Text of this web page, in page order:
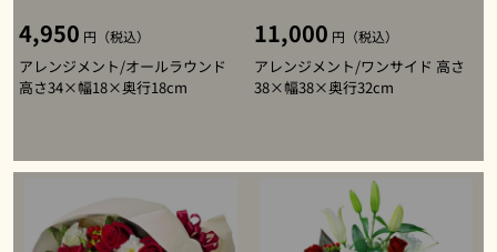
4,950 円（税込）
アレンジメント/オールラウンド
高さ34×幅18×奥行18cm
11,000 円（税込）
アレンジメント/ワンサイド 高さ
38×幅38×奥行32cm